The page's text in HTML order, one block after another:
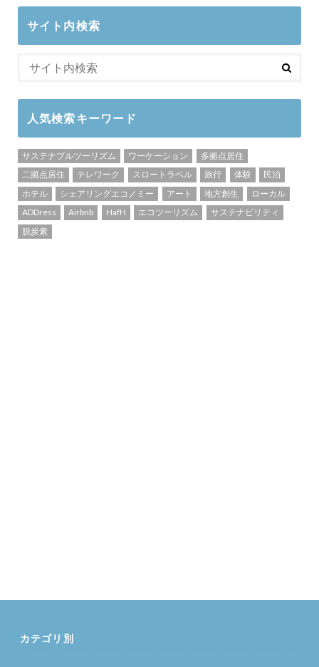
サイト内検索
人気検索キーワード
サステナブルツーリズム ワーケーション
多拠点居住
二拠点居住
テレワーク スロートラベル 旅行 体験
民泊
ホテル
シェアリングエコノミー アート 地方創生
ローカル
ADDress
Airbnb HafH エコツーリズム
サステナビリティ
脱炭素
カテゴリ別